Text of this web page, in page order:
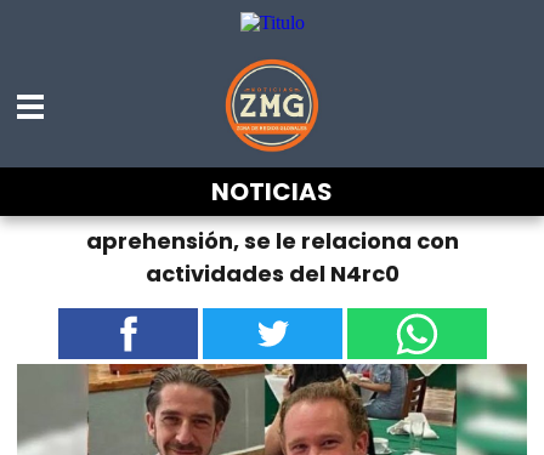
NOTICIAS
Hermano de Taboada con orden de
aprehensión, se le relaciona con
actividades del N4rc0